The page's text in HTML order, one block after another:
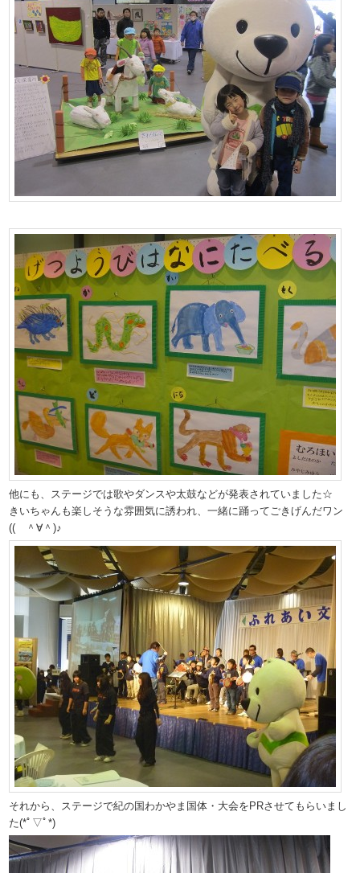
他にも、ステージでは歌やダンスや太鼓などが発表されていました☆
きいちゃんも楽しそうな雰囲気に誘われ、一緒に踊ってごきげんだワン
(( ＾∀＾)♪
それから、ステージで紀の国わかやま国体・大会をPRさせてもらいまし
た(*ﾟ▽ﾟ*)